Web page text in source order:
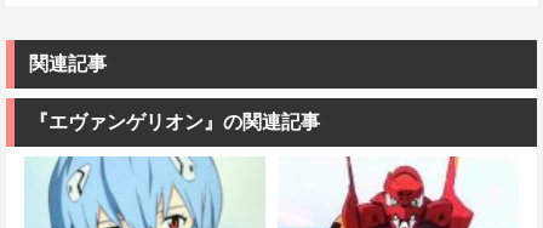
MODEL リアラ
イズモデル
RMZ-025 ライ
ガーゼロファ
色分け済み プ
ラキット
価格：¥8,300
ラモデル
ダム キュベレ
プラモデル
関連記事
『エヴァンゲリオン』の関連記事